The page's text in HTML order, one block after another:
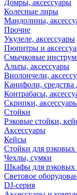
Домры, аксессуары
Колесные лиры
Мандолины,
Прочие
Укулеле, аксессуары
Пюпитры и
Смычковые
Альты, аксессуары
Виолончели,
Канифоли, средства
Контрабасы,
Скрипки,
Стойки
Рэковые стойки,
Аксессуары
Кейсы
Стойки для рэковых
Чехлы, сумки
Шкафы для рэковых
Световое
DJ-серия